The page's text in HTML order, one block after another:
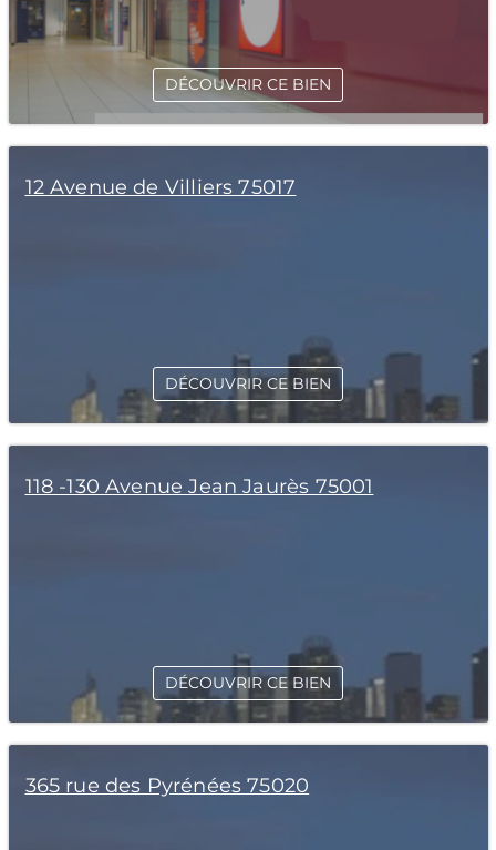
DÉCOUVRIR CE BIEN
12 Avenue de Villiers 75017
DÉCOUVRIR CE BIEN
118 -130 Avenue Jean Jaurès 75001
DÉCOUVRIR CE BIEN
365 rue des Pyrénées 75020